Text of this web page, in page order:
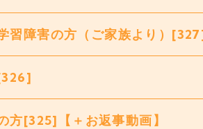
障害の方（ご家族より）
方[325]【＋お返事動画】